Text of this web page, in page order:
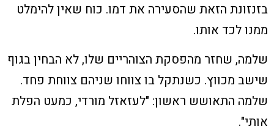
בזנזונת הזאת שהסעירה את דמו. כוח שאין להימלט
ממנו לכד אותו.
שלמה, שחזר מהפסקת הצוהריים שלו, לא הבחין בגוף
שישב מכווץ. כשנתקל בו צווחו שניהם צווחת פחד.
שלמה התאושש ראשון: "לעזאזל מורדי, כמעט הפלת
אותי".